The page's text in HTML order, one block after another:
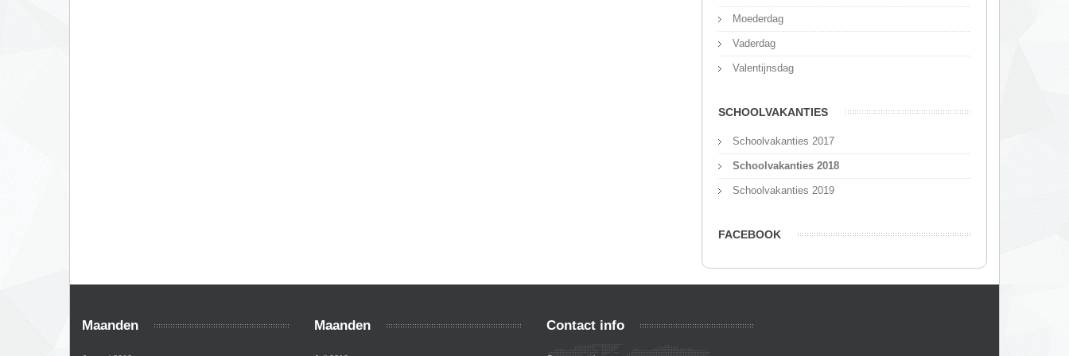
Moederdag
Vaderdag
Valentijnsdag
SCHOOLVAKANTIES
Schoolvakanties 2017
Schoolvakanties 2018
Schoolvakanties 2019
FACEBOOK
Maanden Maanden Contact info